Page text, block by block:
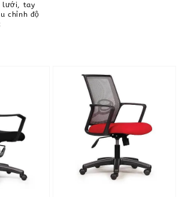
lưới, tay
chỉnh độ